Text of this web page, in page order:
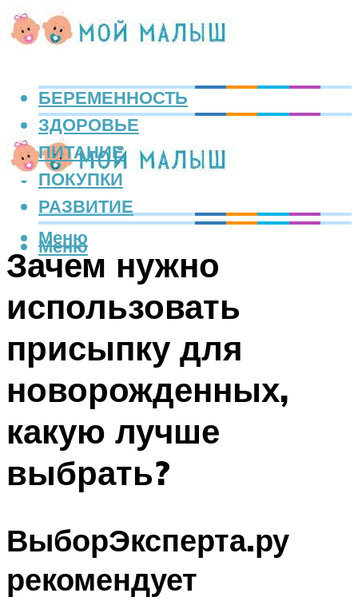
БЕРЕМЕННОСТЬ
ЗДОРОВЬЕ
ПИТАНИЕ
ПОКУПКИ
РАЗВИТИЕ
Меню
Меню
Зачем нужно
использовать
присыпку для
новорожденных,
какую лучше
выбрать?
ВыборЭксперта.ру
рекомендует